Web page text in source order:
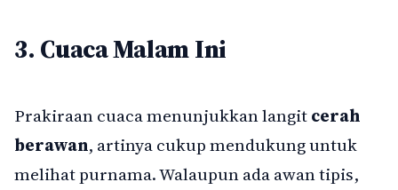
3. Cuaca Malam Ini
Prakiraan cuaca menunjukkan langitcerah
berawan, artinya cukup mendukung untuk
melihat purnama. Walaupun ada awan tipis,